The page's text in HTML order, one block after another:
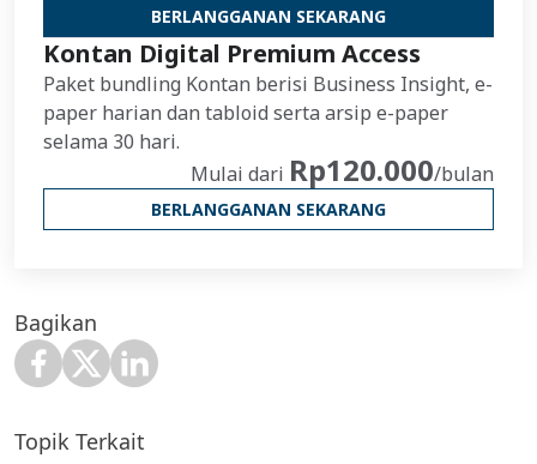
BERLANGGANAN SEKARANG
Kontan Digital Premium Access
Paket bundling Kontan berisi Business Insight, e-
paper harian dan tabloid serta arsip e-paper
selama 30 hari.
Mulai dari Rp120.000/bulan
BERLANGGANAN SEKARANG
Bagikan
Topik Terkait